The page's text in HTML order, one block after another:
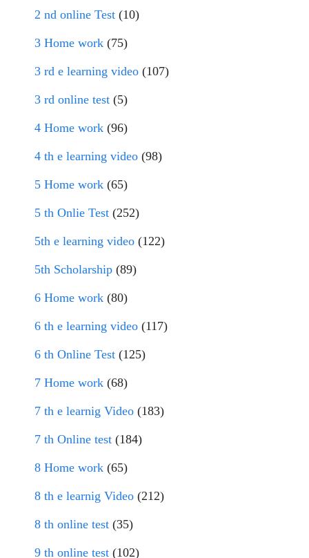
2 nd online Test (10)
3 Home work (75)
3 rd e learning video (107)
3 rd online test (5)
4 Home work (96)
4 th e learning video (98)
5 Home work (65)
5 th Onlie Test (252)
5th e learning video (122)
5th Scholarship (89)
6 Home work (80)
6 th e learning video (117)
6 th Online Test (125)
7 Home work (68)
7 th e learnig Video (183)
7 th Online test (184)
8 Home work (65)
8 th e learnig Video (212)
8 th online test (35)
9 th online test (102)